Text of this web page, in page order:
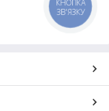
КНОПКА
ЗВ'ЯЗКУ